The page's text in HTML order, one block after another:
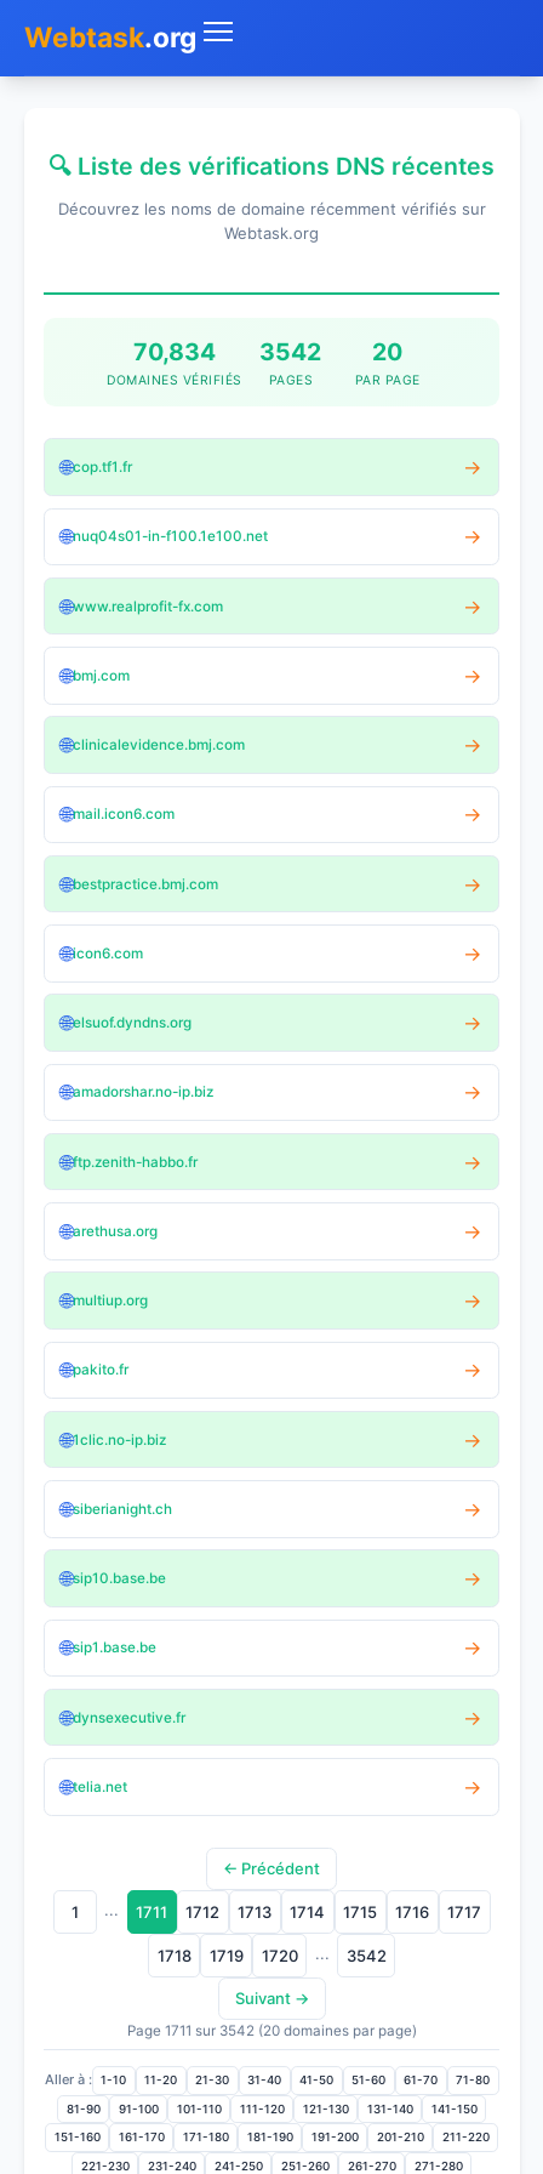
Webtask.org
Whois
SMS Gratuit
🔍 Liste des vérifications DNS récentes
Découvrez les noms de domaine récemment vérifiés sur
Webtask.org
70,834
DOMAINES VÉRIFIÉS
3542
PAGES
20
PAR PAGE
🌐cop.tf1.fr →
🌐nuq04s01-in-f100.1e100.net →
🌐www.realprofit-fx.com →
🌐bmj.com →
🌐clinicalevidence.bmj.com →
🌐mail.icon6.com →
🌐bestpractice.bmj.com →
🌐icon6.com →
🌐elsuof.dyndns.org →
🌐amadorshar.no-ip.biz →
🌐ftp.zenith-habbo.fr →
🌐arethusa.org →
🌐multiup.org →
🌐pakito.fr →
🌐1clic.no-ip.biz →
🌐siberianight.ch →
🌐sip10.base.be →
🌐sip1.base.be →
🌐dynsexecutive.fr →
🌐telia.net →
← Précédent
1 ... 1711 1712 1713 1714 1715 1716 1717
1718 1719 1720 ... 3542
Suivant →
Page 1711 sur 3542 (20 domaines par page)
Aller à : 1-10 11-20 21-30 31-40 41-50 51-60 61-70 71-80
81-90 91-100 101-110 111-120 121-130 131-140 141-150
151-160 161-170 171-180 181-190 191-200 201-210 211-220
221-230 231-240 241-250 251-260 261-270 271-280